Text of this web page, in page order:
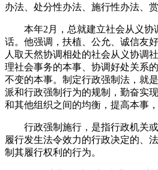
办法、处分性办法、施行性办法、赏
本年2月，总就建立社会从义协
话。他强调，扶植、公允、诚信友
人取天然协调相处的社会从义协调
理社会事务的本事、协调好处关系
不变的本事。制定行政强制法，就
派和行政强制行为的规制，勤奋实
和其他组织之间的均衡，提高本事
行政强制施行，是指行政机关或
履行发生法令效力的行政决定的、
制其履行权利的行为。